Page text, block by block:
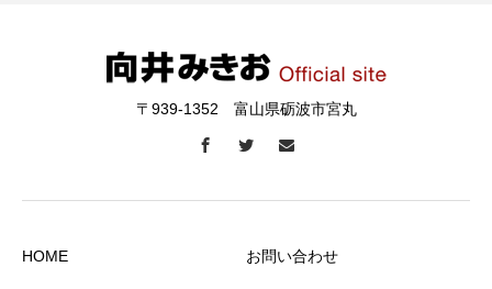
〒939-1352 富山県砺波市宮丸
HOME お問い合わせ